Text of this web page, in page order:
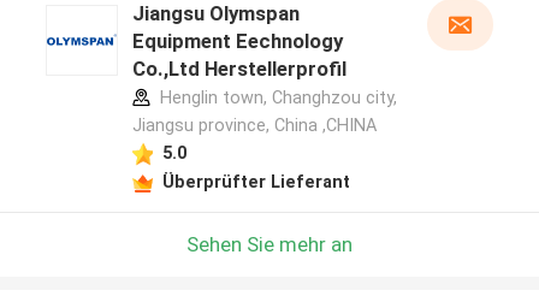
Jiangsu Olymspan
Equipment Eechnology
Co.,Ltd Herstellerprofil
Henglin town, Changhzou city,
Jiangsu province, China ,CHINA
5.0
Überprüfter Lieferant
Sehen Sie mehr an